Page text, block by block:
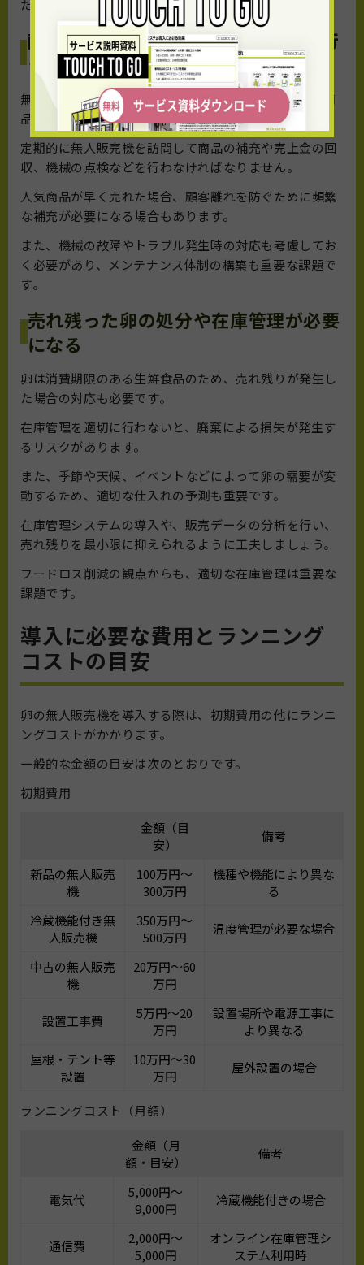
ため、定期的な清掃も欠かせません。
商品補充やメンテナンスを定期的に行
う必要がある
無人販売機は人手不足解消のメリットがある一方で、商
品の補充や金銭管理などの作業が必要です。
定期的に無人販売機を訪問して商品の補充や売上金の回
収、機械の点検などを行わなければなりません。
人気商品が早く売れた場合、顧客離れを防ぐために頻繁
な補充が必要になる場合もあります。
また、機械の故障やトラブル発生時の対応も考慮してお
く必要があり、メンテナンス体制の構築も重要な課題で
す。
売れ残った卵の処分や在庫管理が必要
になる
卵は消費期限のある生鮮食品のため、売れ残りが発生し
た場合の対応も必要です。
在庫管理を適切に行わないと、廃棄による損失が発生す
るリスクがあります。
また、季節や天候、イベントなどによって卵の需要が変
動するため、適切な仕入れの予測も重要です。
在庫管理システムの導入や、販売データの分析を行い、
売れ残りを最小限に抑えられるように工夫しましょう。
フードロス削減の観点からも、適切な在庫管理は重要な
課題です。
導入に必要な費用とランニング
コストの目安
卵の無人販売機を導入する際は、初期費用の他にランニ
ングコストがかかります。
一般的な金額の目安は次のとおりです。
初期費用
金額（目
安）
備考
新品の無人販売
機
100万円～
300万円
機種や機能により異な
る
冷蔵機能付き無
人販売機
350万円～
500万円
温度管理が必要な場合
中古の無人販売
機
20万円～60
万円
設置工事費
5万円～20
万円
設置場所や電源工事に
より異なる
屋根・テント等
設置
10万円～30
万円
屋外設置の場合
ランニングコスト（月額）
金額（月
額・目安）
備考
電気代
5,000円～
9,000円
冷蔵機能付きの場合
通信費
2,000円～
5,000円
オンライン在庫管理シ
ステム利用時